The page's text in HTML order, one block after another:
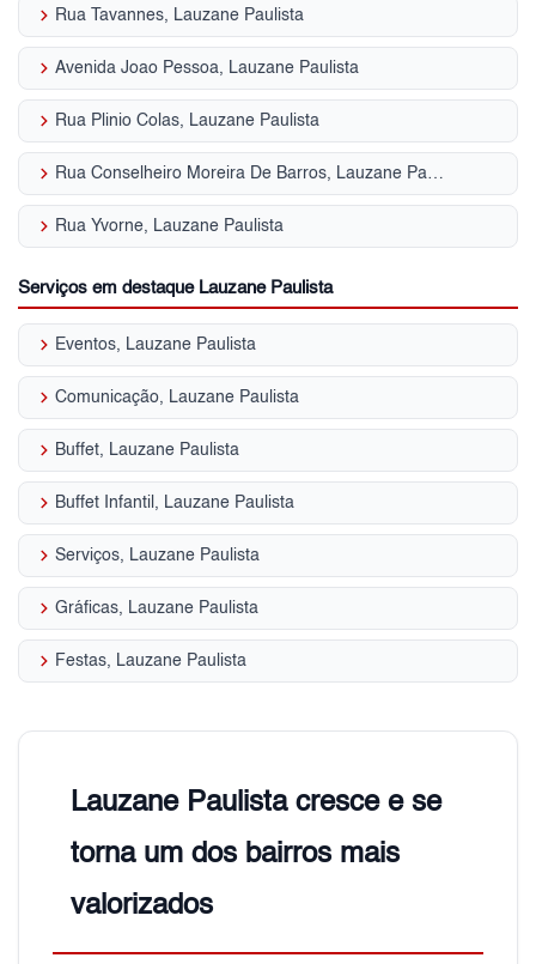
keyboard_arrow_right Rua Tavannes, Lauzane Paulista
keyboard_arrow_right Avenida Joao Pessoa, Lauzane Paulista
keyboard_arrow_right Rua Plinio Colas, Lauzane Paulista
keyboard_arrow_right Rua Conselheiro Moreira De Barros, Lauzane Paulista
keyboard_arrow_right Rua Yvorne, Lauzane Paulista
Serviços em destaque Lauzane Paulista
keyboard_arrow_right Eventos, Lauzane Paulista
keyboard_arrow_right Comunicação, Lauzane Paulista
keyboard_arrow_right Buffet, Lauzane Paulista
keyboard_arrow_right Buffet Infantil, Lauzane Paulista
keyboard_arrow_right Serviços, Lauzane Paulista
keyboard_arrow_right Gráficas, Lauzane Paulista
keyboard_arrow_right Festas, Lauzane Paulista
Lauzane Paulista cresce e se
torna um dos bairros mais
valorizados